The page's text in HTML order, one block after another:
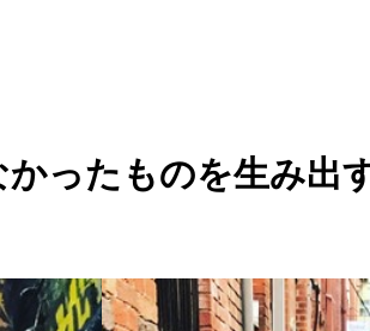
ったものを生み出す